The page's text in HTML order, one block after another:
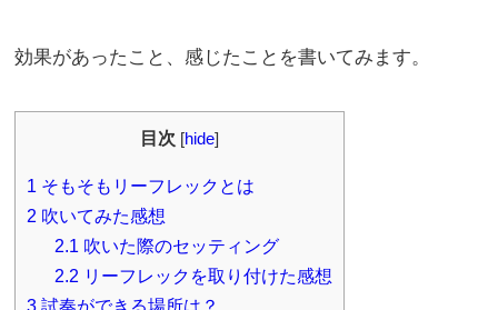
効果があったこと、感じたことを書いてみます。
目次 [hide]
1 そもそもリーフレックとは
2 吹いてみた感想
2.1 吹いた際のセッティング
2.2 リーフレックを取り付けた感想
3 試奏ができる場所は？